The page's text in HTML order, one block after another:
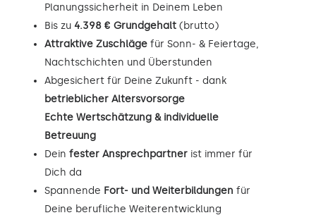
Planungssicherheit in Deinem Leben
Bis zu 4.398 € Grundgehalt (brutto)
Attraktive Zuschläge für Sonn- & Feiertage,
Nachtschichten und Überstunden
Abgesichert für Deine Zukunft - dank
betrieblicher Altersvorsorge
Echte Wertschätzung & individuelle
Betreuung
Dein fester Ansprechpartner ist immer für
Dich da
Spannende Fort- und Weiterbildungen für
Deine berufliche Weiterentwicklung